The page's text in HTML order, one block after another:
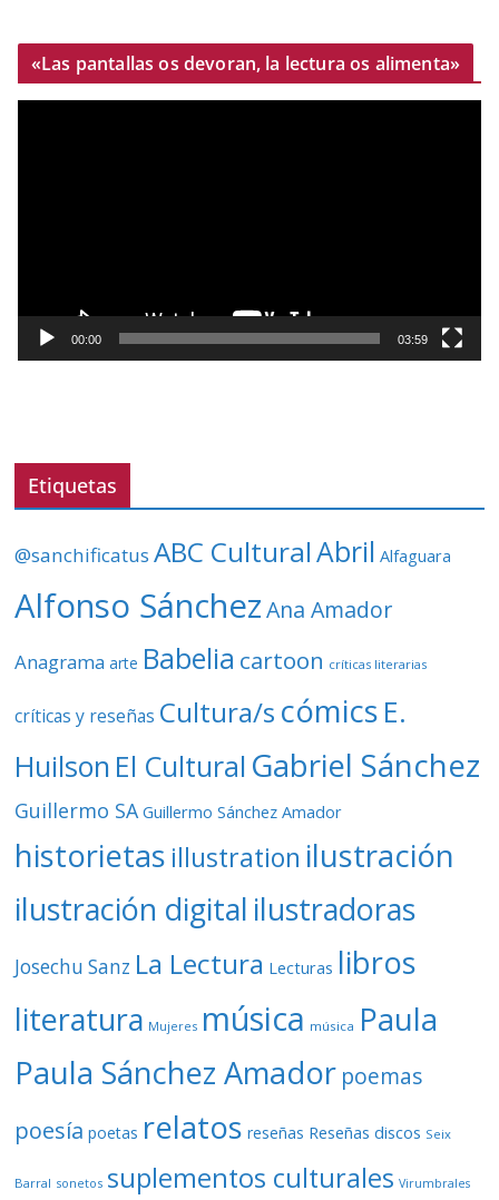
«Las pantallas os devoran, la lectura os alimenta»
o
í
e
00:00 03:59
Etiquetas
@sanchificatus ABC CulturalAbril Alfaguara
Alfonso Sánchez Ana Amador
Anagrama arte Babelia cartoon críticas literarias
críticas y reseñas Cultura/s cómics E.
Huilson El Cultural Gabriel Sánchez
Guillermo SA Guillermo Sánchez Amador
historietas illustration ilustración
ilustración digital ilustradoras
Josechu Sanz La Lectura Lecturas libros
literatura Mujeres música música Paula
Paula Sánchez Amador poemas
poesía poetas relatos reseñas Reseñas discos Seix
Barral sonetos suplementos culturales Virumbrales